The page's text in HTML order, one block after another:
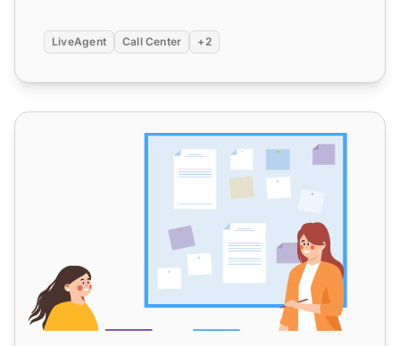
LiveAgent Call Center +2
Δημιουργία ομάδας εξυπηρέτησης πελατών: